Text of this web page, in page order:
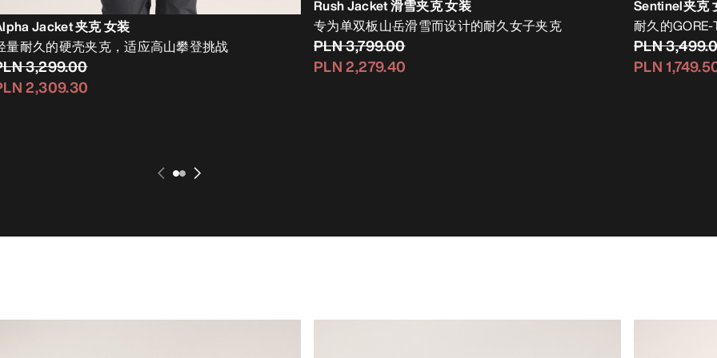
Jacket 夹克 女装
量耐久的硬壳夹克，适应高山攀登挑战
3,299.00
2,309.30
Rush Jacket 滑雪夹克 女装
专为单双板山岳滑雪而设计的耐久女子夹克
PLN 3,799.00
PLN 2,279.40
Sentinel夹克
耐久的
PLN
PLN